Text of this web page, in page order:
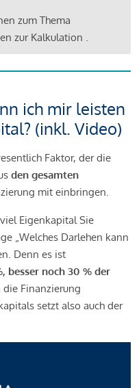
zum Thema
zur Kalkulation .
ich mir leisten
(inkl. Video)
Faktor, der die
den gesamten
mit einbringen.
Eigenkapital Sie
„Welches Darlehen kann
Denn es ist
besser noch 30 % der
die Finanzierung
setzt also auch der